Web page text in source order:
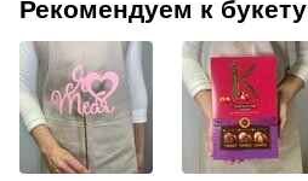
Рекомендуем к букету